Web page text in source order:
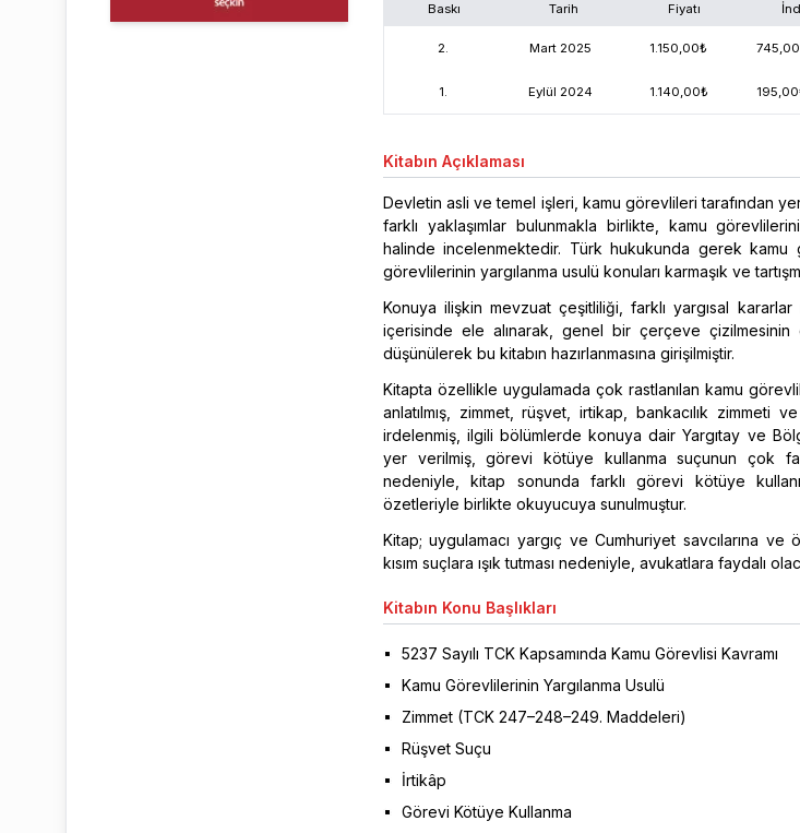
Baskı Tarih Fiyatı
2. Mart 2025 1.150,00₺ 745,00
1. Eylül 2024 1.140,00₺ 195,00
Kitabın Açıklaması
Devletin asli ve temel işleri, kamu görevlileri tarafından
farklı yaklaşımlar bulunmakla birlikte, kamu
halinde incelenmektedir. Türk hukukunda gerek kamu
görevlilerinin yargılanma usulü konuları karmaşık ve
Konuya ilişkin mevzuat çeşitliliği, farklı yargısal
içerisinde ele alınarak, genel bir çerçeve çizilmesinin
düşünülerek bu kitabın hazırlanmasına girişilmiştir.
Kitapta özellikle uygulamada çok rastlanılan kamu
anlatılmış, zimmet, rüşvet, irtikap, bankacılık zimmeti
irdelenmiş, ilgili bölümlerde konuya dair Yargıtay ve
yer verilmiş, görevi kötüye kullanma suçunun çok
nedeniyle, kitap sonunda farklı görevi kötüye
özetleriyle birlikte okuyucuya sunulmuştur.
Kitap; uygulamacı yargıç ve Cumhuriyet savcılarına
kısım suçlara ışık tutması nedeniyle, avukatlara faydalı
Kitabın Konu Başlıkları
5237 Sayılı TCK Kapsamında Kamu Görevlisi Kavramı
Kamu Görevlilerinin Yargılanma Usulü
Zimmet (TCK 247–248–249. Maddeleri)
Rüşvet Suçu
İrtikâp
Görevi Kötüye Kullanma